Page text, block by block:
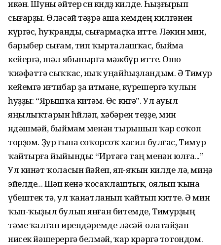
икән. Шуны әйтер өсөн көндөҙ килде. Һыҙғырып
сығарҙы. Өләсәй тәҙрә аша кемдең килгәнен
күргәс, һуҡранды, сы­ғармаҫҡа итте. Ләкин мин,
барыбер сығам, тип ҡырталашҡас, быйма
кейергә, шәл ябынырға мәжбүр итте. Ошо
ҡиәфәттә сыҡҡас, ныҡ уңайһыҙландым. Ә Тимур
кейемгә иғтибар ҙа итмәне, күрешергә ҡулын
һуҙҙы: “Ярышҡа китәм. Өс көнгә”. Ул ауыл
яңылыҡтарын һөйләп, хәбәрен теҙҙе, мин
өндәшмәй, быймам менән тырышып ҡар соҡоп
торҙом. Ҙур ғына соҡорсоҡ хасил булғас, Тимур
ҡайтырға йыйынды: “Иртәгә таң менән юлға...”
Ул кинәт ҡоласын йәйеп, яп-яҡын килде лә, миңә
эйелде... Шәп кенә ҡосаҡлаштыҡ, оялып ҡына
үбештек тә, ул ҡанатланып ҡайтып китте. Ә мин
ҡып-ҡыҙыл булып янған битемде, Тимурҙың
тәме ҡалған ирен­дәремде өләсәй-олатайҙан
нисек йә­шерергә белмәй, ҡар көрәргә тотондом.